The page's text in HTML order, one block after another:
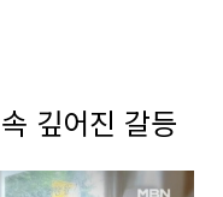
깊어진 갈등